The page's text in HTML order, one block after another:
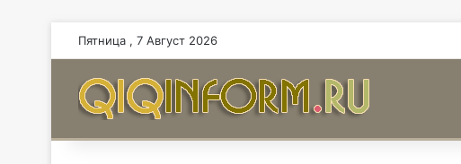
Пятница , 7 Август 2026